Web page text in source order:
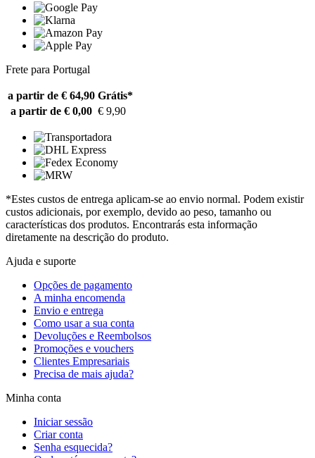
Frete para Portugal
a partir de € 64,90 Grátis*
a partir de € 0,00 € 9,90
*Estes custos de entrega aplicam-se ao envio normal. Podem existir
custos adicionais, por exemplo, devido ao peso, tamanho ou
características dos produtos. Encontrarás esta informação
diretamente na descrição do produto.
Ajuda e suporte
Opções de pagamento
A minha encomenda
Envio e entrega
Como usar a sua conta
Devoluções e Reembolsos
Promoções e vouchers
Clientes Empresariais
Precisa de mais ajuda?
Minha conta
Iniciar sessão
Criar conta
Senha esquecida?